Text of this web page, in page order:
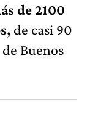
de 2100
de casi 90
Buenos